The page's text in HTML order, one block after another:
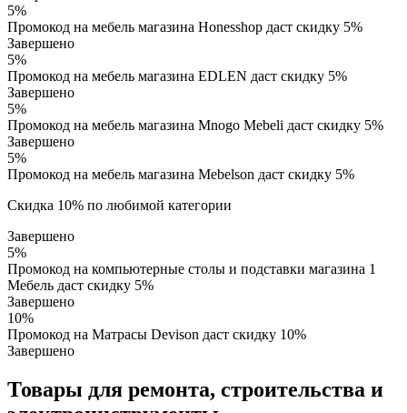
5%
Промокод на мебель магазина Honesshop даст скидку 5%
Завершено
5%
Промокод на мебель магазина EDLEN даст скидку 5%
Завершено
5%
Промокод на мебель магазина Mnogo Mebeli даст скидку 5%
Завершено
5%
Промокод на мебель магазина Mebelson даст скидку 5%
Скидка 10% по любимой категории
Завершено
5%
Промокод на компьютерные столы и подставки магазина 1
Мебель даст скидку 5%
Завершено
10%
Промокод на Матрасы Devison даст скидку 10%
Завершено
Товары для ремонта, строительства и